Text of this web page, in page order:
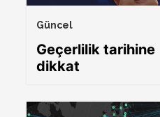
Güncel
Geçerlilik tarihine
dikkat